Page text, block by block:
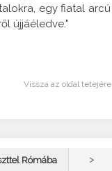
egy fiatal arcú
újjáéledve."
Vissza az oldal tetejére
Rómába >